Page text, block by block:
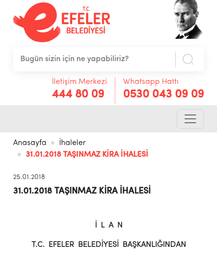
İletişim Merkezi
444 80 09
Whatsapp Hattı
0530 043 09 09
Anasayfa
İhaleler
31.01.2018 TAŞINMAZ KİRA İHALESİ
25.01.2018
31.01.2018 TAŞINMAZ KİRA İHALESİ
İ L A N
T.C. EFELER BELEDİYESİ BAŞKANLIĞINDAN